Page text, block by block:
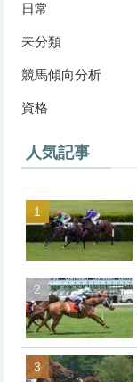
日常
未分類
競馬傾向分析
資格
人気記事